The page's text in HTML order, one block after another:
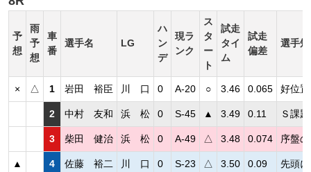
予
想
雨
予
想
車
番
選手名 LG
ハ
ン
デ
現ラ
ンク
ス
タ
ー
ト
試走
タイ
ム
試走
偏差
選手
× △ 1 岩田 裕臣 川 口 0 A-20 ○ 3.46 0.065 好位
2 中村 友和 浜 松 0 S-45 ▲ 3.49 0.11 Ｓ課
3 柴田 健治 浜 松 0 A-49 △ 3.48 0.074 序盤
▲ 4 佐藤 裕二 川 口 0 S-23 △ 3.50 0.09 先頭